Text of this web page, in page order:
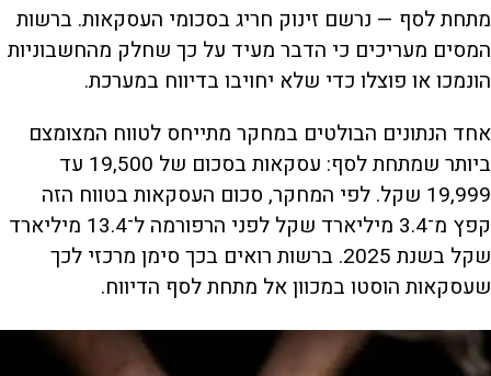
מתחת לסף — נרשם זינוק חריג בסכומי העסקאות. ברשות
המסים מעריכים כי הדבר מעיד על כך שחלק מהחשבוניות
הונמכו או פוצלו כדי שלא יחויבו בדיווח במערכת.
אחד הנתונים הבולטים במחקר מתייחס לטווח המצומצם
ביותר שמתחת לסף: עסקאות בסכום של 19,500 עד
19,999 שקל. לפי המחקר, סכום העסקאות בטווח הזה
קפץ מ־3.4 מיליארד שקל לפני הרפורמה ל־13.4 מיליארד
שקל בשנת 2025. ברשות רואים בכך סימן מרכזי לכך
שעסקאות הוסטו במכוון אל מתחת לסף הדיווח.